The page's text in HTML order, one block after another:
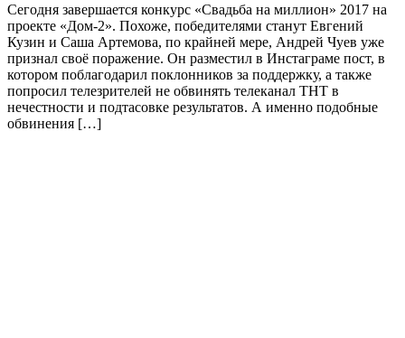
Сегодня завершается конкурс «Свадьба на миллион» 2017 на
проекте «Дом-2». Похоже, победителями станут Евгений
Кузин и Саша Артемова, по крайней мере, Андрей Чуев уже
признал своё поражение. Он разместил в Инстаграме пост, в
котором поблагодарил поклонников за поддержку, а также
попросил телезрителей не обвинять телеканал ТНТ в
нечестности и подтасовке результатов. А именно подобные
обвинения […]